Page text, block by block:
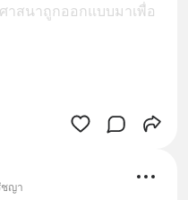
สนาถูกออกแบบมาเพื่อ
ชญา